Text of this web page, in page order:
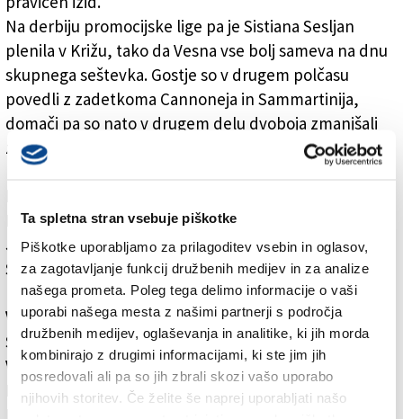
Ta spletna stran vsebuje piškotke
Piškotke uporabljamo za prilagoditev vsebin in oglasov,
za zagotavljanje funkcij družbenih medijev in za analize
našega prometa. Poleg tega delimo informacije o vaši
uporabi našega mesta z našimi partnerji s področja
družbenih medijev, oglaševanja in analitike, ki jih morda
kombinirajo z drugimi informacijami, ki ste jim jih
posredovali ali pa so jih zbrali skozi vašo uporabo
njihovih storitev. Če želite še naprej uporabljati našo
Na derbiju promocijske lige pa je Sistiana Sesljan
plenila v Križu, tako da Vesna vse bolj sameva na dnu
skupnega seštevka. Gostje so v drugem polčasu
povedli z zadetkoma Cannoneja in Sammartinija,
domači pa so nato v drugem delu dvoboja zmanjšali
zaostanek.
PROMOCIJSKA LIGA
Juventina - Pro Gorizia 1:1 (0:0)
Strelca: 91. De Baronio, 93. Zorzut
Vesna - Sistiana Sesljan 1:2 (0:2)
Strelci: 8. Cannone, 10. Sammartini, 61. Božičič
Vesna: Zucca, Nabergoi, Bevilacqua, Renar, Zlatič,
Pazzaglini (Hujić), Antonič, Vasquez, Inchiostri,